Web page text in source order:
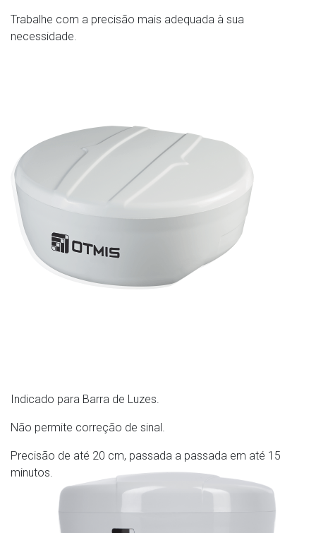
Trabalhe com a precisão mais adequada à sua
necessidade.
Indicado para Barra de Luzes.
Não permite correção de sinal.
Precisão de até 20 cm, passada a passada em até 15
minutos.